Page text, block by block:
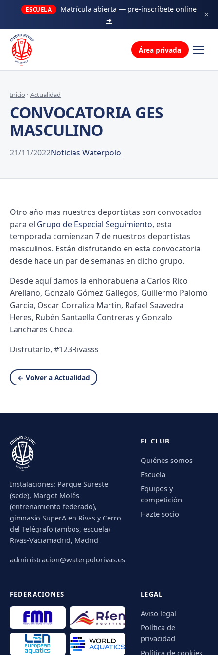
ESCUELA
Matrícula abierta — pre-inscríbete online
→
×
Decálogo
Área privada
Inicio · Actualidad
CONVOCATORIA GES
MASCULINO
21/11/2022Noticias Waterpolo
Otro año mas nuestros deportistas son convocados
para el Grupo de Especial Seguimiento, esta
temporada comienzan 7 de nuestros deportistas
masculinos. Están disfrutando en esta convocatoria
desde hace un par de semanas en dicho grupo.
Desde aquí damos la enhorabuena a Carlos Rico
Arellano, Gonzalo Gómez Gallegos, Guillermo Palomo
García, Oscar Corraliza Martin, Rafael Saavedra
Heres, Rubén Santaella Contreras y Gonzalo
Lanchares Checa.
Disfrutarlo, #123Rivasss
← Volver a Actualidad
Instalaciones: Parque Sureste
(sede), Margot Molés
(entrenamiento federado),
gimnasio SuperA en Rivas y Cerro
del Telégrafo (ambos, escuela)
Rivas-Vaciamadrid, Madrid
administracion@waterpolorivas.es
EL CLUB
Quiénes somos
Escuela
Equipos y
competición
Hazte socio
FEDERACIONES LEGAL
Aviso legal
Política de
privacidad
Política de cookies